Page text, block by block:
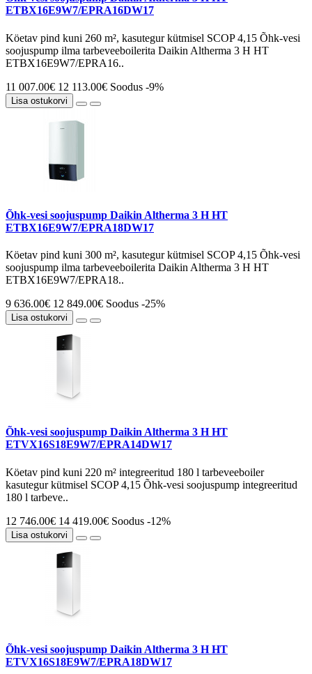
ETBX16E9W7/EPRA16DW17
Köetav pind kuni 260 m², kasutegur kütmisel SCOP 4,15 Õhk-vesi
soojuspump ilma tarbeveeboilerita Daikin Altherma 3 H HT
ETBX16E9W7/EPRA16..
11 007.00€ 12 113.00€ Soodus -9%
Lisa ostukorvi
Õhk-vesi soojuspump Daikin Altherma 3 H HT
ETBX16E9W7/EPRA18DW17
Köetav pind kuni 300 m², kasutegur kütmisel SCOP 4,15 Õhk-vesi
soojuspump ilma tarbeveeboilerita Daikin Altherma 3 H HT
ETBX16E9W7/EPRA18..
9 636.00€ 12 849.00€ Soodus -25%
Lisa ostukorvi
Õhk-vesi soojuspump Daikin Altherma 3 H HT
ETVX16S18E9W7/EPRA14DW17
Köetav pind kuni 220 m² integreeritud 180 l tarbeveeboiler
kasutegur kütmisel SCOP 4,15 Õhk-vesi soojuspump integreeritud
180 l tarbeve..
12 746.00€ 14 419.00€ Soodus -12%
Lisa ostukorvi
Õhk-vesi soojuspump Daikin Altherma 3 H HT
ETVX16S18E9W7/EPRA18DW17